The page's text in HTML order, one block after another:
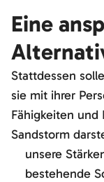
Eine
Stattdessen
sie mit ihrer
Fähigkeiten
Sandstorm
unsere
bestehende